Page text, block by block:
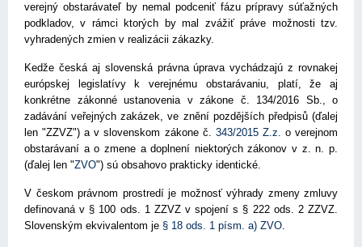
verejný obstarávateľ by nemal podceniť fázu prípravy súťažných
podkladov, v rámci ktorých by mal zvážiť práve možnosti tzv.
vyhradených zmien v realizácii zákazky.
Kedže česká aj slovenská právna úprava vychádzajú z rovnakej
európskej legislatívy k verejnému obstarávaniu, platí, že aj
konkrétne zákonné ustanovenia v zákone č. 134/2016 Sb., o
zadávání veřejných zakázek, ve znění pozdějších předpisů (ďalej
len "ZZVZ") a v slovenskom zákone č. 343/2015 Z.z. o verejnom
obstarávaní a o zmene a doplnení niektorých zákonov v z. n. p.
(ďalej len "ZVO") sú obsahovo prakticky identické.
V českom právnom prostredí je možnosť výhrady zmeny zmluvy
definovaná v § 100 ods. 1 ZZVZ v spojení s § 222 ods. 2 ZZVZ.
Slovenským ekvivalentom je § 18 ods. 1 písm. a) ZVO.